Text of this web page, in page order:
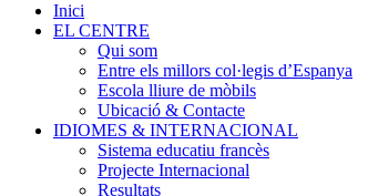
Inici
EL CENTRE
Qui som
Entre els millors col·legis d’Espanya
Escola lliure de mòbils
Ubicació & Contacte
IDIOMES & INTERNACIONAL
Sistema educatiu francès
Projecte Internacional
Resultats